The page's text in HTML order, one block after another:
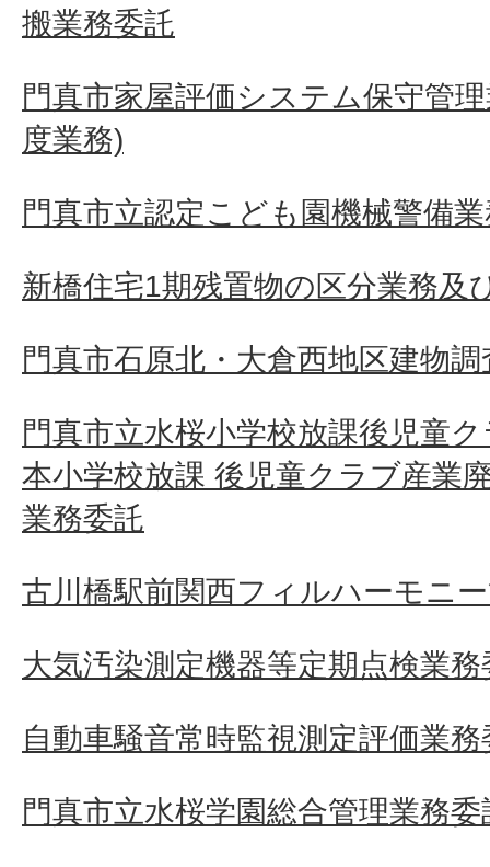
搬業務委託
門真市家屋評価システム保守管
度業務)
門真市立認定こども園機械警備
新橋住宅1期残置物の区分業務及
門真市石原北・大倉西地区建物
門真市立水桜小学校放課後児童
本小学校放課 後児童クラブ産業
業務委託
古川橋駅前関西フィルハーモニ
大気汚染測定機器等定期点検業務
自動車騒音常時監視測定評価業務
門真市立水桜学園総合管理業務委